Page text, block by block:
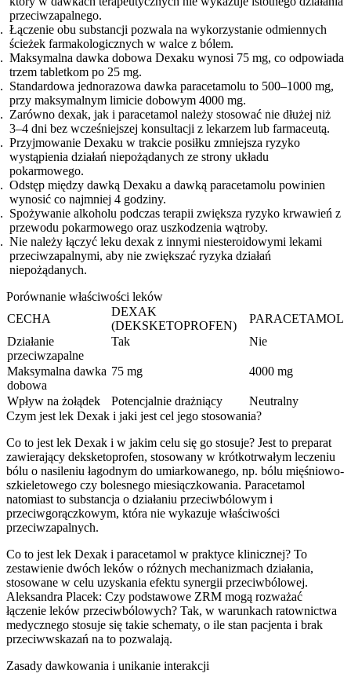
przeciwzapalnego.
Łączenie obu substancji pozwala na wykorzystanie odmiennych
ścieżek farmakologicznych w walce z bólem.
Maksymalna dawka dobowa Dexaku wynosi 75 mg, co odpowiada
trzem tabletkom po 25 mg.
Standardowa jednorazowa dawka paracetamolu to 500–1000 mg,
przy maksymalnym limicie dobowym 4000 mg.
Zarówno dexak, jak i paracetamol należy stosować nie dłużej niż
3–4 dni bez wcześniejszej konsultacji z lekarzem lub farmaceutą.
Przyjmowanie Dexaku w trakcie posiłku zmniejsza ryzyko
wystąpienia działań niepożądanych ze strony układu
pokarmowego.
Odstęp między dawką Dexaku a dawką paracetamolu powinien
wynosić co najmniej 4 godziny.
Spożywanie alkoholu podczas terapii zwiększa ryzyko krwawień z
przewodu pokarmowego oraz uszkodzenia wątroby.
Nie należy łączyć leku dexak z innymi niesteroidowymi lekami
przeciwzapalnymi, aby nie zwiększać ryzyka działań
niepożądanych.
Porównanie właściwości leków
CECHA
DEXAK
(DEKSKETOPROFEN)
PARACETAMOL
Działanie
przeciwzapalne
Tak Nie
Maksymalna dawka
dobowa
75 mg 4000 mg
Wpływ na żołądek Potencjalnie drażniący
Neutralny
Czym jest lek Dexak i jaki jest cel jego stosowania?
Co to jest lek Dexak i w jakim celu się go stosuje? Jest to preparat
zawierający deksketoprofen, stosowany w krótkotrwałym leczeniu
bólu o nasileniu łagodnym do umiarkowanego, np. bólu mięśniowo-
szkieletowego czy bolesnego miesiączkowania. Paracetamol
natomiast to substancja o działaniu przeciwbólowym i
przeciwgorączkowym, która nie wykazuje właściwości
przeciwzapalnych.
Co to jest lek Dexak i paracetamol w praktyce klinicznej? To
zestawienie dwóch leków o różnych mechanizmach działania,
stosowane w celu uzyskania efektu synergii przeciwbólowej.
Aleksandra Placek: Czy podstawowe ZRM mogą rozważać
łączenie leków przeciwbólowych? Tak, w warunkach ratownictwa
medycznego stosuje się takie schematy, o ile stan pacjenta i brak
przeciwwskazań na to pozwalają.
Zasady dawkowania i unikanie interakcji